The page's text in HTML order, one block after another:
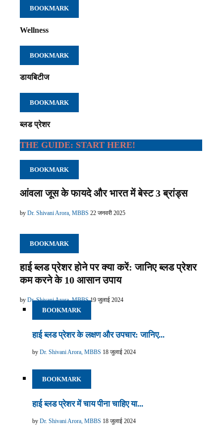
BOOKMARK
Wellness
BOOKMARK
डायबिटीज
BOOKMARK
ब्लड प्रेशर
THE GUIDE: START HERE!
BOOKMARK
आंवला जूस के फायदे और भारत में बेस्ट 3 ब्रांड्स
by Dr. Shivani Arora, MBBS 22 जनवरी 2025
BOOKMARK
हाई ब्लड प्रेशर होने पर क्या करें: जानिए ब्लड प्रेशर
कम करने के 10 आसान उपाय
by Dr. Shivani Arora, MBBS 19 जुलाई 2024
BOOKMARK
हाई ब्लड प्रेशर के लक्षण और उपचार: जानिए...
by Dr. Shivani Arora, MBBS 18 जुलाई 2024
BOOKMARK
हाई ब्लड प्रेशर में चाय पीना चाहिए या...
by Dr. Shivani Arora, MBBS 18 जुलाई 2024